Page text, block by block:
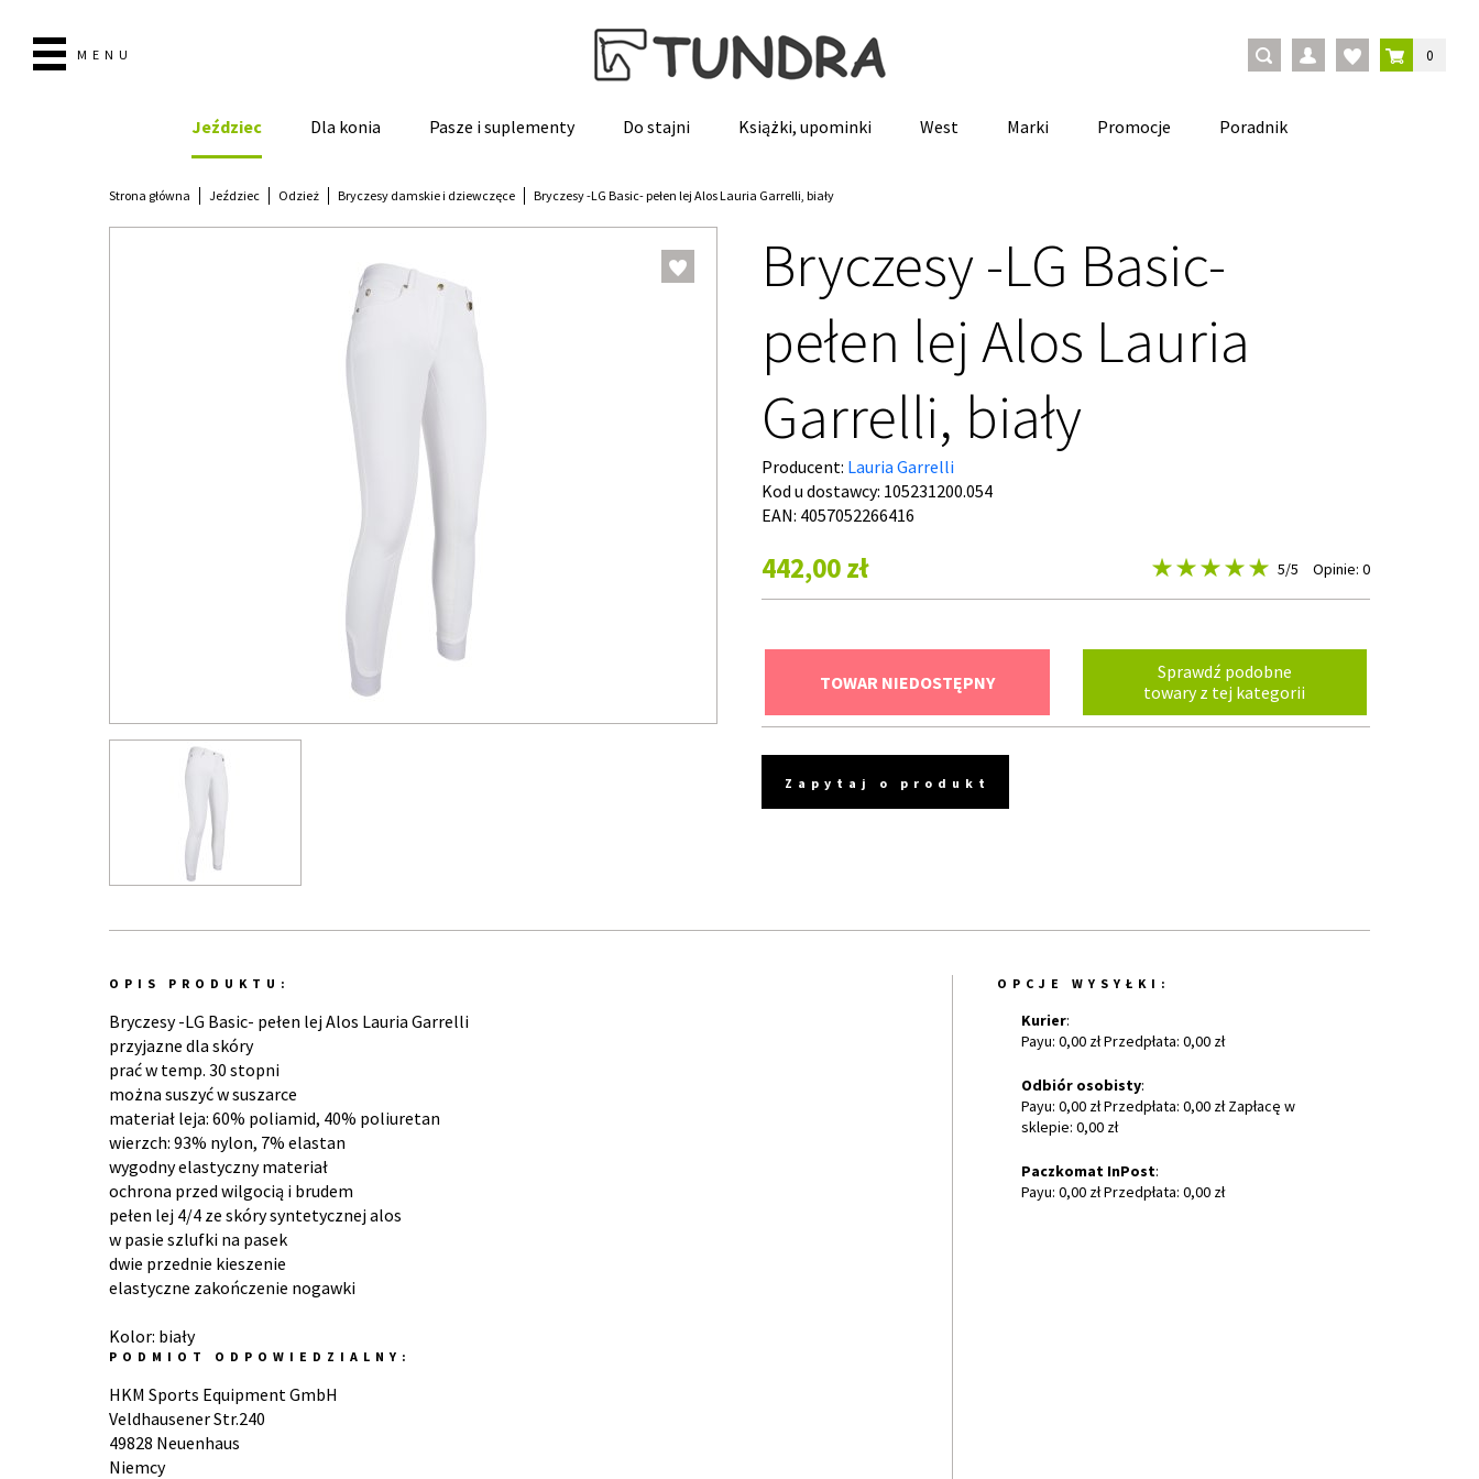
MENU 0
Jeździec Dla konia Pasze i suplementy Do stajni Książki, upominki West Marki Promocje Poradnik
Strona główna Jeździec Odzież Bryczesy damskie i dziewczęce Bryczesy -LG Basic- pełen lej Alos Lauria Garrelli, biały
Bryczesy -LG Basic-
pełen lej Alos Lauria
Garrelli, biały
Producent: Lauria Garrelli
Kod u dostawcy: 105231200.054
EAN: 4057052266416
442,00 zł 5/5 Opinie: 0
TOWAR NIEDOSTĘPNY
Sprawdź podobne
towary z tej kategorii
Zapytaj o produkt
OPIS PRODUKTU:
Bryczesy -LG Basic- pełen lej Alos Lauria Garrelli
przyjazne dla skóry
prać w temp. 30 stopni
można suszyć w suszarce
materiał leja: 60% poliamid, 40% poliuretan
wierzch: 93% nylon, 7% elastan
wygodny elastyczny materiał
ochrona przed wilgocią i brudem
pełen lej 4/4 ze skóry syntetycznej alos
w pasie szlufki na pasek
dwie przednie kieszenie
elastyczne zakończenie nogawki
Kolor: biały
PODMIOT ODPOWIEDZIALNY:
HKM Sports Equipment GmbH
Veldhausener Str.240
49828 Neuenhaus
Niemcy
OPCJE WYSYŁKI:
Kurier:
Payu: 0,00 zł Przedpłata: 0,00 zł
Odbiór osobisty:
Payu: 0,00 zł Przedpłata: 0,00 zł Zapłacę w
sklepie: 0,00 zł
Paczkomat InPost:
Payu: 0,00 zł Przedpłata: 0,00 zł